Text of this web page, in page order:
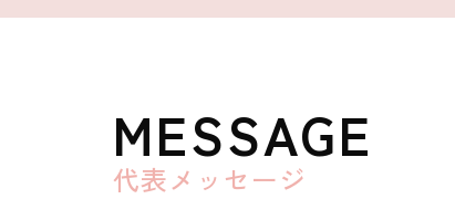
MESSAGE
代表メッセージ